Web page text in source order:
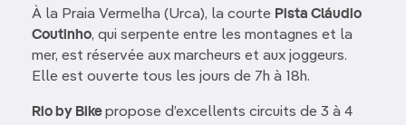
À la Praia Vermelha (Urca), la courte Pista Cláudio
Coutinho, qui serpente entre les montagnes et la
mer, est réservée aux marcheurs et aux joggeurs.
Elle est ouverte tous les jours de 7h à 18h.
Rio by Bikepropose d’excellents circuits de 3 à 4